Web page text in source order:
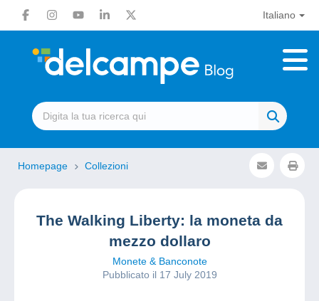
Italiano
Homepage Collezioni
The Walking Liberty: la moneta da
mezzo dollaro
Monete & Banconote
Pubblicato il 17 July 2019